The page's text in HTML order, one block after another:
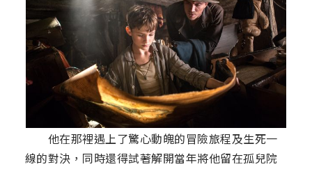
他在那裡遇上了驚心動魄的冒險旅程及生死一
線的對決，同時還得試著解開當年將他留在孤兒院